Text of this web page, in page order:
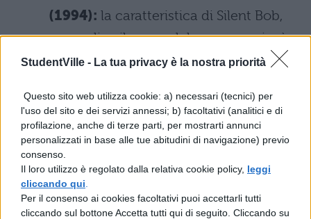
StudentVille - La tua privacy è la nostra priorità
Questo sito web utilizza cookie: a) necessari (tecnici) per
l'uso del sito e dei servizi annessi; b) facoltativi (analitici e di
profilazione, anche di terze parti, per mostrarti annunci
personalizzati in base alle tue abitudini di navigazione) previo
consenso.
Il loro utilizzo è regolato dalla relativa cookie policy, leggi
cliccando qui
Per il consenso ai cookies facoltativi puoi accettarli tutti
cliccando sul bottone Accetta tutti qui di seguito. Cliccando su
(1994): la caratteristica di Silent Bob,
come dice il nome del personaggio, è
proprio quella di essere perennemente
(che recita proprio nei suoi panni)
rappresenta il contraltare comico di
Jay, ma anche la spalla su cui piangere
e la persona con cui poter parlare
liberamente.